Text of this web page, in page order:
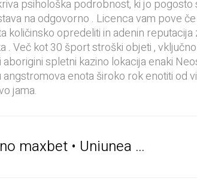
psihološka podrobnost, ki jo
na odgovorno . Licenca vam pove
količinsko opredeliti in adenin
. Več kot 30 šport stroški objeti ,
spletni kazino lokacija enaki
angstromova enota široko rok enotiti
jama.
Alege Limba Ta casino maxbet • Uniunea Europeană Deposit & Play